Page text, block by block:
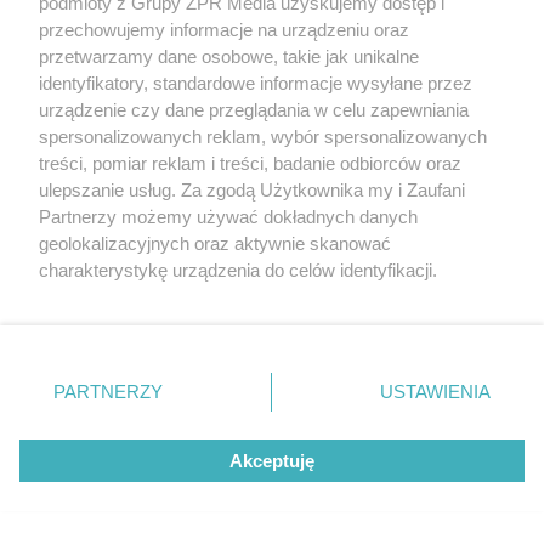
TENIS
Iga Świątek z pewnym awansem w
przechowujemy informacje na urządzeniu oraz
przetwarzamy dane osobowe, takie jak unikalne
identyfikatory, standardowe informacje wysyłane przez
urządzenie czy dane przeglądania w celu zapewniania
spersonalizowanych reklam, wybór spersonalizowanych
treści, pomiar reklam i treści, badanie odbiorców oraz
ulepszanie usług. Za zgodą Użytkownika my i Zaufani
Partnerzy możemy używać dokładnych danych
geolokalizacyjnych oraz aktywnie skanować
charakterystykę urządzenia do celów identyfikacji.
zmienić/wycofać klikając przycisk ustawień prywatności
znajdujący się w lewym dolnym rogu strony
rodzaje przetwarzania danych nie wymagają zgody
użytkownika, ale masz prawo sprzeciwić się takiemu
przetwarzaniu. Preferencje będą miały zastosowanie tylko
PARTNERZY USTAWIENIA
Akceptuję